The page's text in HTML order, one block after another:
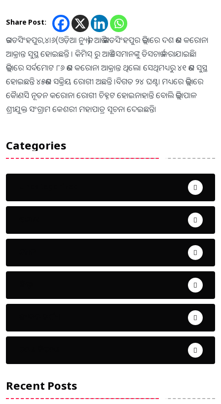
Share Post:
ଜଗତସିଂହପୁର,୪।୬(ଓଡ଼ିଆ ନ୍ୟୁଜ): ଆଜି ଜଗତସିଂହପୁର ଜିଲ୍ଲାରେ ଦଶ ଜଣ କରୋନା
ଆକ୍ରାନ୍ତ ସୁସ୍ଥ ହୋଇଛନ୍ତି । କିମିସ୍ ରୁ ଆଜି ସେମାନଙ୍କୁ ଡିସଚାର୍ଜ କରାଯାଇଛି।
ଜିଲ୍ଲାରେ ସର୍ବମୋଟ ୮୬ ଜଣ କରୋନା ଆକ୍ରାନ୍ତ ଥିଲେ। ସେଥିମଧ୍ୟରୁ ୪୧ ଜଣ ସୁସ୍ଥ
ହୋଇଛନ୍ତି ୪୫ଜଣ ସକ୍ରିୟ ରୋଗୀ ଅଛନ୍ତି ।ବିଗତ ୨୪ ଘଣ୍ଟା ମଧ୍ୟରେ ଜିଲ୍ଲାରେ
କୋୖଣସି ନୂତନ କରୋନା ରୋଗୀ ଚିହ୍ନଟ ହୋଇନାହାନ୍ତି ବୋଲି ଜିଲ୍ଲାପାଳ
ଶ୍ରୀଯୁକ୍ତ ସଂଗ୍ରାମ କେଶରୀ ମହାପାତ୍ର ସୂଚନା ଦେଇଛନ୍ତି।
Categories
Recent Posts